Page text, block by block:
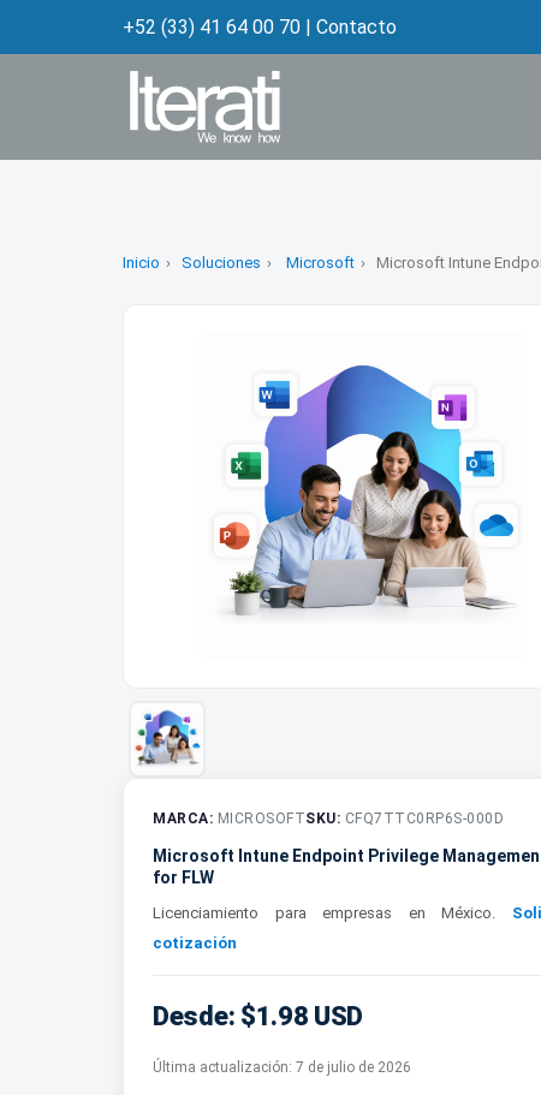
+52 (33) 41 64 00 70 | Contacto
Inicio Soluciones Microsoft Microsoft Intune
MARCA: MICROSOFTSKU: CFQ7TTC0RP6S-000D
Microsoft Intune Endpoint Privilege
for FLW
Licenciamiento para empresas en México.
cotización
Desde: $1.98 USD
Última actualización: 7 de julio de 2026